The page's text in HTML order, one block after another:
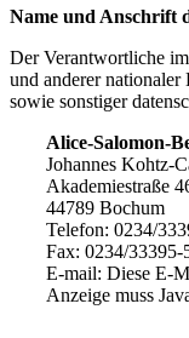
Name und Anschrift
Der Verantwortliche
und anderer nationaler
sowie sonstiger
Alice-Salomon-
Johannes Kohtz-
Akademiestraße
44789 Bochum
Telefon: 0234/
Fax: 0234/33395-
E-mail: Diese E-
Anzeige muss